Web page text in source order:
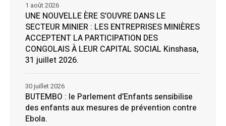
UNE NOUVELLE ÈRE S’OUVRE DANS LE
SECTEUR MINIER : LES ENTREPRISES MINIÈRES
ACCEPTENT LA PARTICIPATION DES
CONGOLAIS À LEUR CAPITAL SOCIAL Kinshasa,
31 juillet 2026.
1 août 2026
BUTEMBO : le Parlement d’Enfants sensibilise
des enfants aux mesures de prévention contre
Ebola.
30 juillet 2026